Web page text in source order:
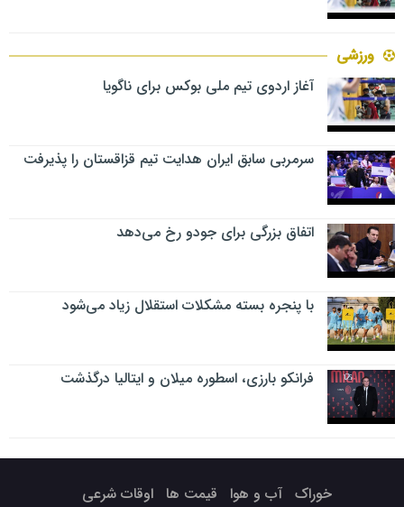
ورزشی
آغاز اردوی تیم ملی بوکس برای ناگویا
سرمربی سابق ایران هدایت تیم قزاقستان را پذیرفت
اتفاق بزرگی برای جودو رخ می‌دهد
با پنجره بسته مشکلات استقلال زیاد می‌شود
فرانکو بارزی، اسطوره میلان و ایتالیا درگذشت
خوراک آب و هوا قیمت ها اوقات شرعی